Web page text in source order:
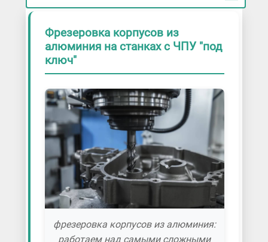
Фрезеровка корпусов из
алюминия на станках с ЧПУ "под
ключ"
фрезеровка корпусов из алюминия:
работаем над самыми сложными